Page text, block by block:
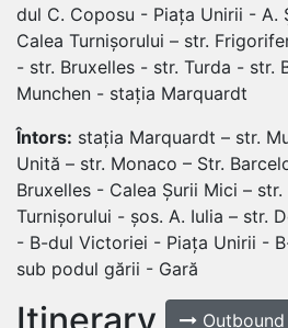
dul C. Coposu - Piața Unirii - A.
Calea Turnișorului – str.
- str. Bruxelles - str. Turda - str.
Munchen - stația Marquardt
Întors: stația Marquardt – str.
Unită – str. Monaco – Str.
Bruxelles - Calea Șurii Mici –
Turnișorului - șos. A. Iulia – str.
- B-dul Victoriei - Piața Unirii -
sub podul gării - Gară
Itinerary Outbound